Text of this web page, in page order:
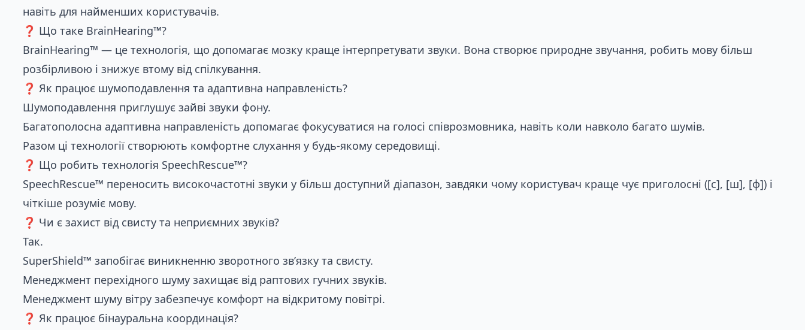
навіть для найменших користувачів.
❓ Що таке BrainHearing™?
BrainHearing™ — це технологія, що допомагає мозку краще інтерпретувати звуки. Вона створює природне звучання, робить мову більш
розбірливою і знижує втому від спілкування.
❓ Як працює шумоподавлення та адаптивна направленість?
Шумоподавлення приглушує зайві звуки фону.
Багатополосна адаптивна направленість допомагає фокусуватися на голосі співрозмовника, навіть коли навколо багато шумів.
Разом ці технології створюють комфортне слухання у будь-якому середовищі.
❓ Що робить технологія SpeechRescue™?
SpeechRescue™ переносить високочастотні звуки у більш доступний діапазон, завдяки чому користувач краще чує приголосні ([с], [ш], [ф]) і
чіткіше розуміє мову.
❓ Чи є захист від свисту та неприємних звуків?
Так.
SuperShield™ запобігає виникненню зворотного зв’язку та свисту.
Менеджмент перехідного шуму захищає від раптових гучних звуків.
Менеджмент шуму вітру забезпечує комфорт на відкритому повітрі.
❓ Як працює бінауральна координація?